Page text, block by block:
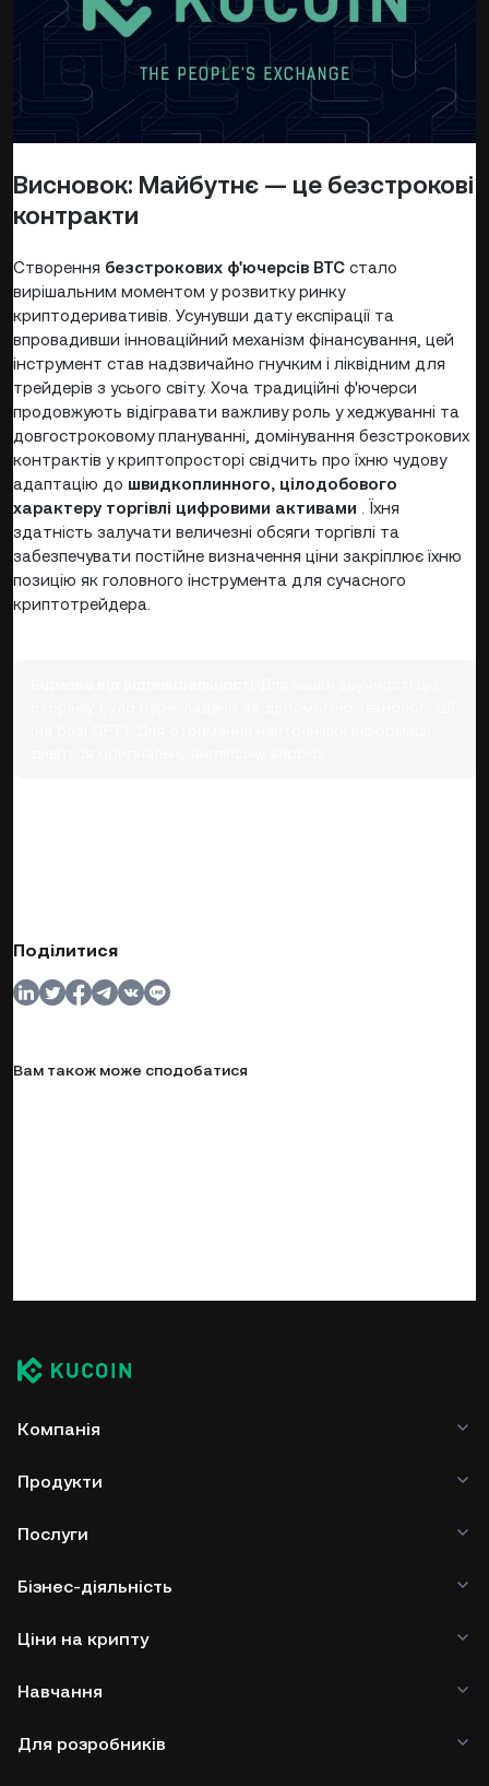
Висновок: Майбутнє — це безстрокові
контракти
Створення безстрокових ф'ючерсів BTC стало
вирішальним моментом у розвитку ринку
криптодеривативів. Усунувши дату експірації та
впровадивши інноваційний механізм фінансування, цей
інструмент став надзвичайно гнучким і ліквідним для
трейдерів з усього світу. Хоча традиційні ф'ючерси
продовжують відігравати важливу роль у хеджуванні та
довгостроковому плануванні, домінування безстрокових
контрактів у криптопросторі свідчить про їхню чудову
адаптацію до швидкоплинного, цілодобового
характеру торгівлі цифровими активами
. Їхня
здатність залучати величезні обсяги торгівлі та
забезпечувати постійне визначення ціни закріплює їхню
позицію як головного інструмента для сучасного
криптотрейдера.
Поділитися
Вам також може сподобатися
Компанія
Продукти
Послуги
Бізнес-діяльність
Ціни на крипту
Навчання
Для розробників